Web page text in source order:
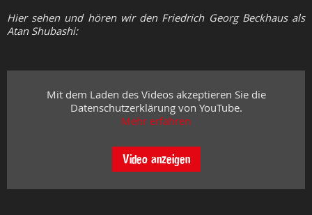
Hier sehen und hören wir den Friedrich Georg Beckhaus als
Atan Shubashi:
Mit dem Laden des Videos akzeptieren Sie die
Datenschutzerklärung von YouTube.
Mehr erfahren
Video anzeigen